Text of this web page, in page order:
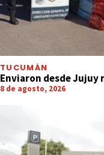
TUCUMÁN
Enviaron desde Jujuy
8 de agosto, 2026